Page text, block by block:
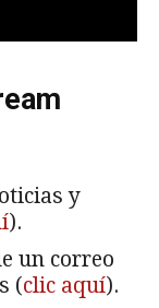
y
).
un correo
(clic aquí).